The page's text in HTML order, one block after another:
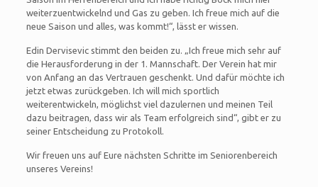
weiterzuentwickelnd und Gas zu geben. Ich freue mich auf die
neue Saison und alles, was kommt!“, lässt er wissen.
Edin Dervisevic stimmt den beiden zu. „Ich freue mich sehr auf
die Herausforderung in der 1. Mannschaft. Der Verein hat mir
von Anfang an das Vertrauen geschenkt. Und dafür möchte ich
jetzt etwas zurückgeben. Ich will mich sportlich
weiterentwickeln, möglichst viel dazulernen und meinen Teil
dazu beitragen, dass wir als Team erfolgreich sind“, gibt er zu
seiner Entscheidung zu Protokoll.
Wir freuen uns auf Eure nächsten Schritte im Seniorenbereich
unseres Vereins!